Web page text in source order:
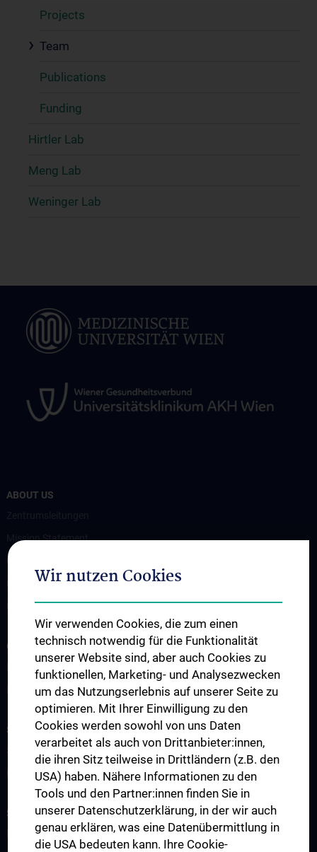
Projects
Team
Publications
Funding
Hirtler Lab
Meng Lab
Weninger Lab
ABOUT US
Mission Statement
How to find us
Events
OUR DIVISIONS
Division of Cell and Developmental Biology
SCIENCE & RESEARCH
Science at the Division of Anatomy
Research at the Division of Cell and Developmental Biology
STUDIES, TRAINING AND FURTHER EDUCATION
Pre- & postgraduate Education
Wir nutzen Cookies
Wir verwenden Cookies, die zum einen
technisch notwendig für die Funktionalität
unserer Website sind, aber auch Cookies zu
funktionellen, Marketing- und Analysezwecken
um das Nutzungserlebnis auf unserer Seite zu
optimieren. Mit Ihrer Einwilligung zu den
Cookies werden sowohl von uns Daten
verarbeitet als auch von Drittanbieter:innen,
die ihren Sitz teilweise in Drittländern (z.B. den
USA) haben. Nähere Informationen zu den
Tools und den Partner:innen finden Sie in
unserer Datenschutzerklärung, in der wir auch
genau erklären, was eine Datenübermittlung in
die USA bedeuten kann. Ihre Cookie-